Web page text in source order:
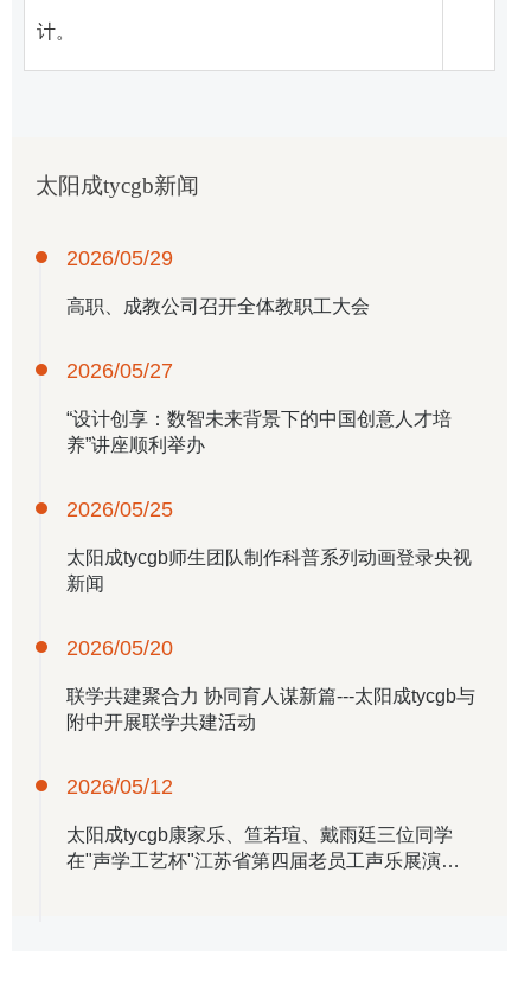
计。
太阳成tycgb新闻
2026/05/29
高职、成教公司召开全体教职工大会
2026/05/27
“设计创享：数智未来背景下的中国创意人才培
养”讲座顺利举办
2026/05/25
​太阳成tycgb师生团队制作科普系列动画登录央视
新闻
2026/05/20
联学共建聚合力 协同育人谋新篇---​太阳成tycgb与
附中开展联学共建活动
2026/05/12
​太阳成tycgb康家乐、笪若瑄、戴雨廷三位同学
在"声学工艺杯"江苏省第四届老员工声乐展演中